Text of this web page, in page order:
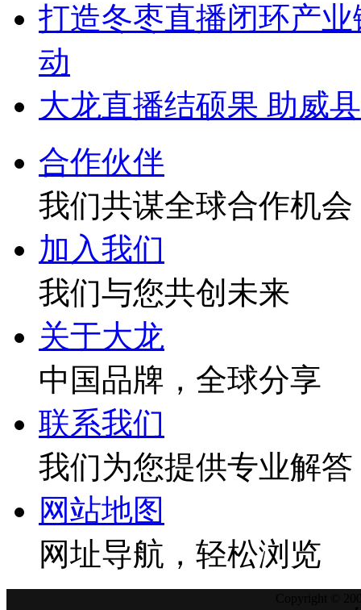
打造冬枣直播闭环产
动
大龙直播结硕果 助威
合作伙伴
我们共谋全球合作机会
加入我们
我们与您共创未来
关于大龙
中国品牌，全球分享
联系我们
我们为您提供专业解答
网站地图
网址导航，轻松浏览